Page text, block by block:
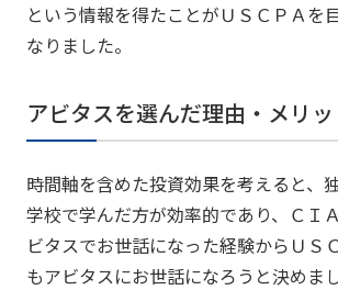
という情報を得たことがＵＳＣＰＡを
なりました。
アビタスを選んだ理由・メリッ
時間軸を含めた投資効果を考えると、
学校で学んだ方が効率的であり、ＣＩ
ビタスでお世話になった経験からＵＳ
もアビタスにお世話になろうと決めまし